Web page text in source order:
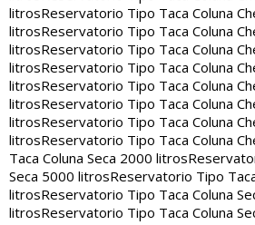
litrosReservatorio Tipo Taca Coluna
litrosReservatorio Tipo Taca Coluna
litrosReservatorio Tipo Taca Coluna
litrosReservatorio Tipo Taca Coluna
litrosReservatorio Tipo Taca Coluna
litrosReservatorio Tipo Taca Coluna
litrosReservatorio Tipo Taca Coluna
litrosReservatorio Tipo Taca Coluna
Taca Coluna Seca 2000 litros
Seca 5000 litrosReservatorio Tipo
litrosReservatorio Tipo Taca Coluna
litrosReservatorio Tipo Taca Coluna